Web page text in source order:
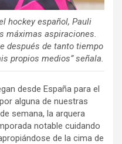
hockey español, Pauli
máximas aspiraciones.
después de tanto tiempo
propios medios” señala.
desde España para el
alguna de nuestras
semana, la arquera
notable cuidando
de la cima de